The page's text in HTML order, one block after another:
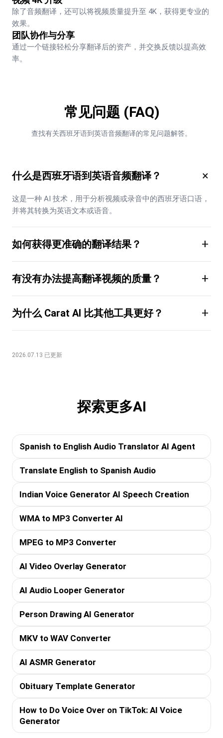
除了音频翻译，还可以将视频质量提升至 4K，获得更专业的
效果。
团队协作与分享
通过一个链接轻松分享翻译后的资产，并交换反馈以提高效
率。
常见问题 (FAQ)
查找有关西班牙语到英语音频翻译的常见问题解答。
什么是西班牙语到英语音频翻译？ ×
这是一种 AI 技术，用于分析视频或录音中的西班牙语口语，
并将其转换为英语文本或语音。
如何获得更准确的翻译结果？ +
有没有办法提高翻译视频的质量？ +
为什么 Carat AI 比其他工具更好？ +
2026.07.13 已更新
探索更多AI
Spanish to English Audio Translator AI Agent
Translate English to Spanish Audio
Indian Voice Generator AI Speech Creation
WMA to MP3 Converter AI
MPEG to MP3 Converter
AI Video Overlay Generator
AI Audio Looper Generator
Person Drawing AI Generator
MKV to WAV Converter
AI ASMR Generator
Obituary Template Generator
How to Do Voice Over on TikTok: AI Voice
Generator